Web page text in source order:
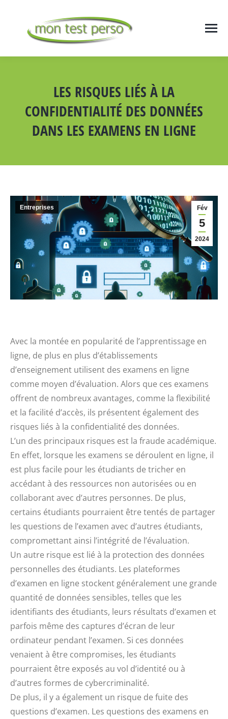
LES RISQUES LIÉS À LA
CONFIDENTIALITÉ DES DONNÉES
DANS LES EXAMENS EN LIGNE
Fév
5
2024
Entreprises
Avec la montée en popularité de l’apprentissage en
ligne, de plus en plus d’établissements
d’enseignement utilisent des examens en ligne
comme moyen d’évaluation. Alors que ces examens
offrent de nombreux avantages, comme la flexibilité
et la facilité d’accès, ils présentent également des
risques liés à la confidentialité des données.
L’un des principaux risques est la fraude académique.
En effet, lorsque les examens se déroulent en ligne, il
est plus facile pour les étudiants de tricher en
accédant à des ressources non autorisées ou en
collaborant avec d’autres personnes. De plus,
certains étudiants pourraient être tentés de partager
les questions de l’examen avec d’autres étudiants,
compromettant ainsi l’intégrité de l’évaluation.
Un autre risque est lié à la protection des données
personnelles des étudiants. Les plateformes
d’examen en ligne stockent généralement une grande
quantité de données sensibles, telles que les
identifiants des étudiants, leurs résultats d’examen et
parfois même des captures d’écran de leur
ordinateur pendant l’examen. Si ces données
venaient à être compromises, les étudiants
pourraient être exposés au vol d’identité ou à
d’autres formes de cybercriminalité.
De plus, il y a également un risque de fuite des
questions d’examen. Les questions des examens en